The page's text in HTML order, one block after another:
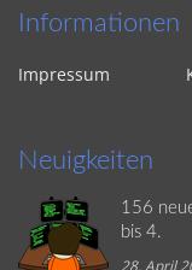
Informationen
Impressum
Neuigkeiten
156
bis 4.
28. April